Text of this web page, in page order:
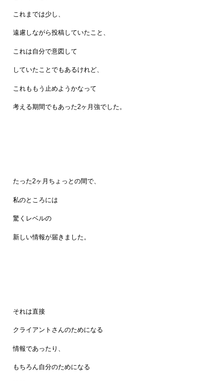
これまでは少し、
遠慮しながら投稿していたこと、
これは自分で意図して
していたことでもあるけれど、
これももう止めようかなって
考える期間でもあった2ヶ月強でした。
たった2ヶ月ちょっとの間で、
私のところには
驚くレベルの
新しい情報が届きました。
それは直接
クライアントさんのためになる
情報であったり、
もちろん自分のためになる